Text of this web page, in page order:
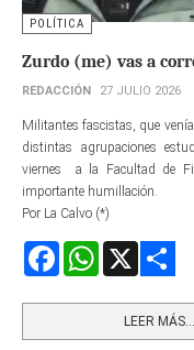
POLÍTICA
Zurdo (me) vas a
REDACCIÓN 27 JULIO 2026
Militantes fascistas, que
distintas agrupaciones
viernes a la Facultad de
importante humillación.
Por La Calvo (*)
FacebookWhatsApp
LEER